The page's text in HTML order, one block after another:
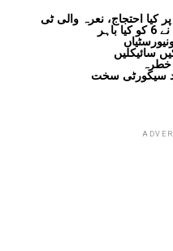
کیا احتجاج، نعرہ والی ٹی
خطرہ
سیکورٹی سخت